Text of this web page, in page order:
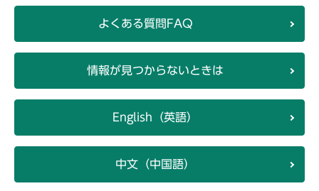
よくある質問FAQ
情報が見つからないときは
English（英語）
中文（中国語）